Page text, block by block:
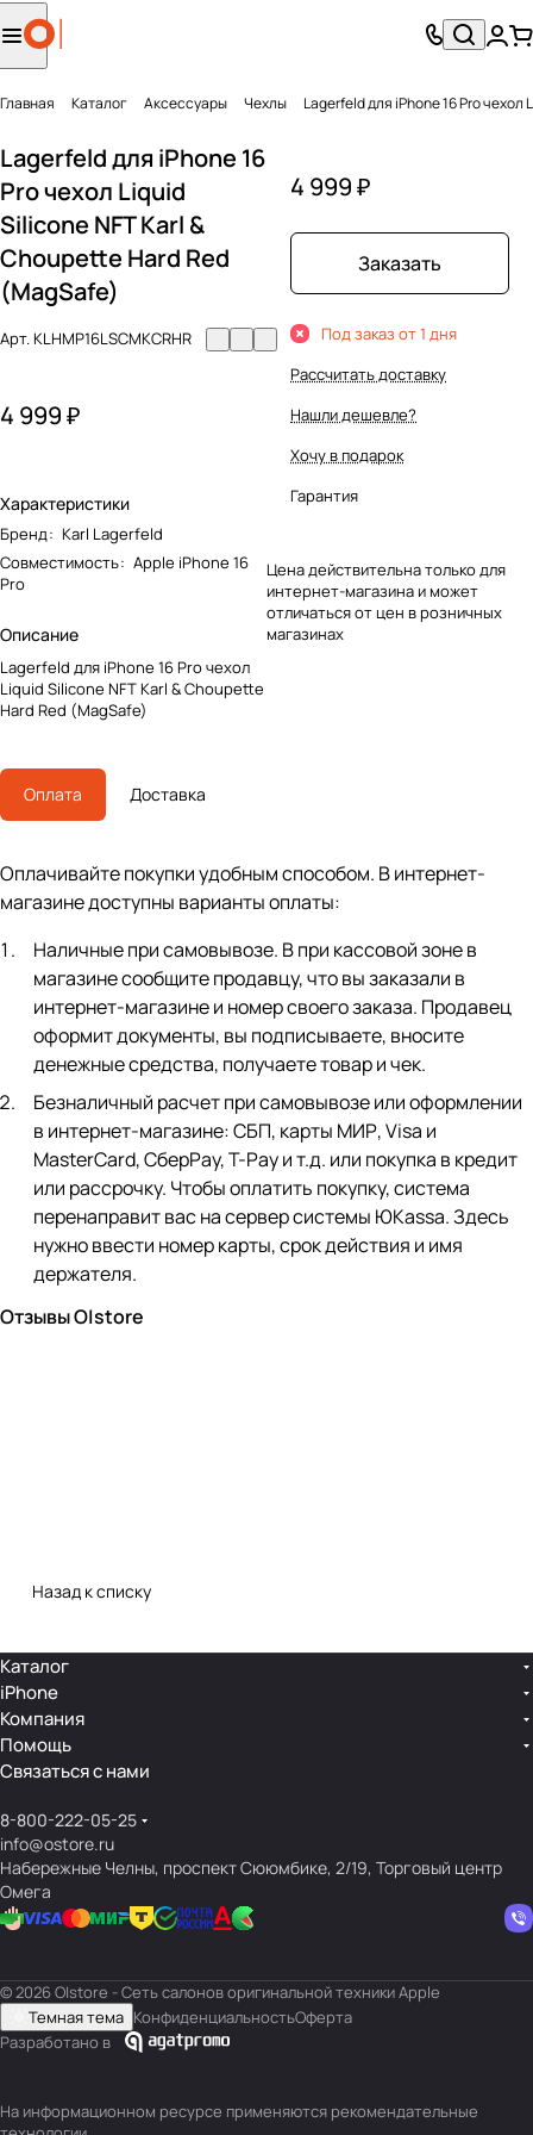
Главная Каталог Аксесcуары Чехлы Lagerfeld для iPhone 16 Pro
Lagerfeld для iPhone 16
Pro чехол Liquid
Silicone NFT Karl &
Choupette Hard Red
(MagSafe)
Арт.KLHMP16LSCMKCRHR
4 999 ₽
Характеристики
Бренд: Karl Lagerfeld
Совместимость: Apple iPhone 16
Pro
Описание
Lagerfeld для iPhone 16 Pro чехол
Liquid Silicone NFT Karl & Choupette
Hard Red (MagSafe)
4 999 ₽
Заказать
Под заказ от 1 дня
Рассчитать доставку
Нашли дешевле?
Хочу в подарок
Гарантия
Цена действительна только для
интернет-магазина и может
отличаться от цен в розничных
магазинах
Оплата Доставка
Оплачивайте покупки удобным способом. В интернет-
магазине доступны варианты оплаты:
Наличные при самовывозе. В при кассовой зоне в
магазине сообщите продавцу, что вы заказали в
интернет-магазине и номер своего заказа. Продавец
оформит документы, вы подписываете, вносите
денежные средства, получаете товар и чек.
Безналичный расчет при самовывозе или оформлении
в интернет-магазине: СБП, карты МИР, Visa и
MasterCard, СберPay, Т-Pay и т.д. или покупка в кредит
или рассрочку. Чтобы оплатить покупку, система
перенаправит вас на сервер системы ЮKassa. Здесь
нужно ввести номер карты, срок действия и имя
держателя.
Отзывы O|store
Назад к списку
Каталог
iPhone
Компания
Помощь
Связаться с нами
8-800-222-05-25
info@ostore.ru
Набережные Челны, проспект Сююмбике, 2/19, Торговый центр
Омега
© 2026 O|store - Сеть салонов оригинальной техники Apple
Темная тема КонфиденциальностьОферта
Разработано в
На информационном ресурсе применяются рекомендательные